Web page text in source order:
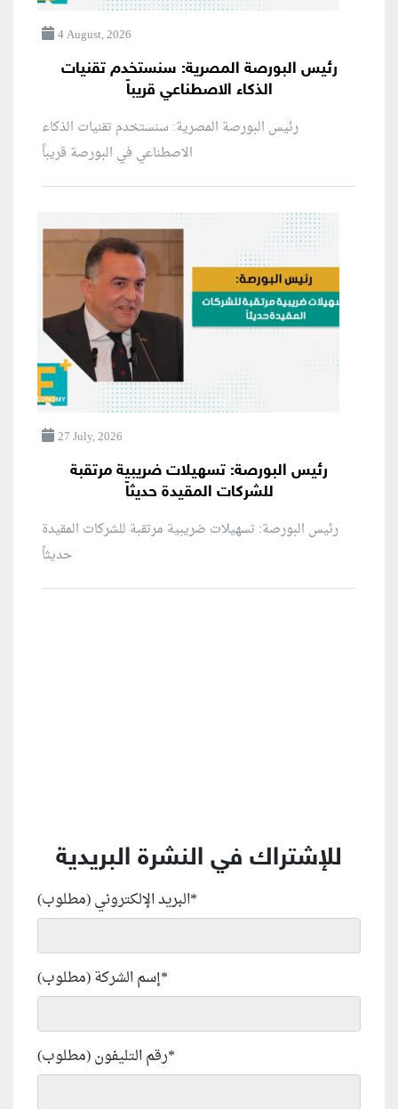
4 August, 2026
رئيس البورصة المصرية: سنستخدم تقنيات
الذكاء الاصطناعي قريباً
رئيس البورصة المصرية: سنستخدم تقنيات الذكاء
الاصطناعي في البورصة قريباً
27 July, 2026
رئيس البورصة: تسهيلات ضريبية مرتقبة
للشركات المقيدة حديثاً
رئيس البورصة: تسهيلات ضريبية مرتقبة للشركات المقيدة
للإشتراك في النشرة البريدية
البريد الإلكتروني (مطلوب)*
إسم الشركة (مطلوب)*
رقم التليفون (مطلوب)*